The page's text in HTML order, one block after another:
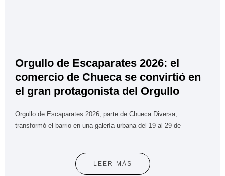
Orgullo de Escaparates 2026: el
comercio de Chueca se convirtió en
el gran protagonista del Orgullo
Orgullo de Escaparates 2026, parte de Chueca Diversa,
transformó el barrio en una galería urbana del 19 al 29 de
LEER MÁS